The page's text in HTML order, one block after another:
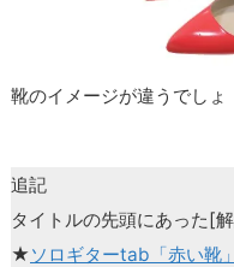
靴のイメージが違うでしょ
追記
タイトルの先頭にあった[
★ソロギターtab「赤い靴」